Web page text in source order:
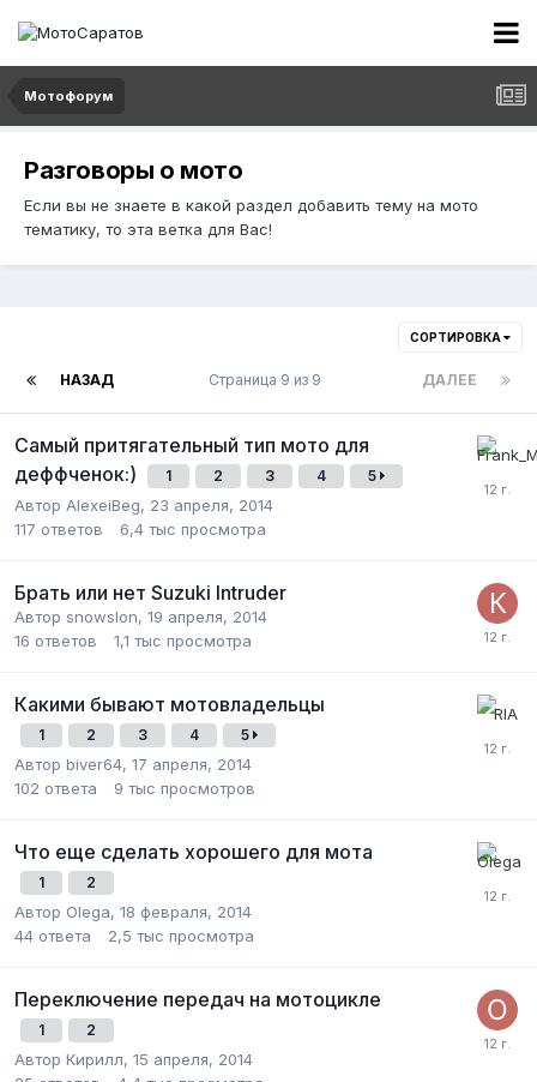
Мотофорум
Разговоры о мото
Если вы не знаете в какой раздел добавить тему на мото
тематику, то эта ветка для Вас!
СОРТИРОВКА
НАЗАД ДАЛЕЕ
Страница 9 из 9
Самый притягательный тип мото для
деффченок:)
1 2 3 4 5
Автор AlexeiBeg, 23 апреля, 2014
117 ответов 6,4 тыс просмотра
Брать или нет Suzuki Intruder
Автор snowslon, 19 апреля, 2014
16 ответов 1,1 тыс просмотра
Какими бывают мотовладельцы
1 2 3 4 5
Автор biver64, 17 апреля, 2014
102 ответа 9 тыс просмотров
Что еще сделать хорошего для мота
1 2
Автор Olega, 18 февраля, 2014
44 ответа 2,5 тыс просмотра
Переключение передач на мотоцикле
1 2
Автор Кирилл, 15 апреля, 2014